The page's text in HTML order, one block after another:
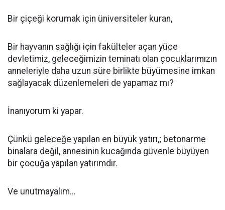
Bir çiçeği korumak için üniversiteler kuran,
Bir hayvanın sağlığı için fakülteler açan yüce
devletimiz, geleceğimizin teminatı olan çocuklarımızın
anneleriyle daha uzun süre birlikte büyümesine imkan
sağlayacak düzenlemeleri de yapamaz mı?
İnanıyorum ki yapar.
Çünkü geleceğe yapılan en büyük yatırı,; betonarme
binalara değil, annesinin kucağında güvenle büyüyen
bir çocuğa yapılan yatırımdır.
Ve unutmayalım…